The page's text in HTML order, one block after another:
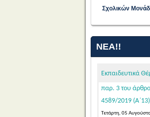
Σχολικών
ΝΈΑ!!
Εκπαιδευτικά
Ειδική Αγωγή
εφαρμογή των
παρ. 3 του
Τετάρτη, 05
Κατόπιν της
103542/Ε4/31-
ΑΣΕΠ/04-08-2026